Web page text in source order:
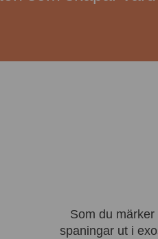
Som du
spaningar ut i